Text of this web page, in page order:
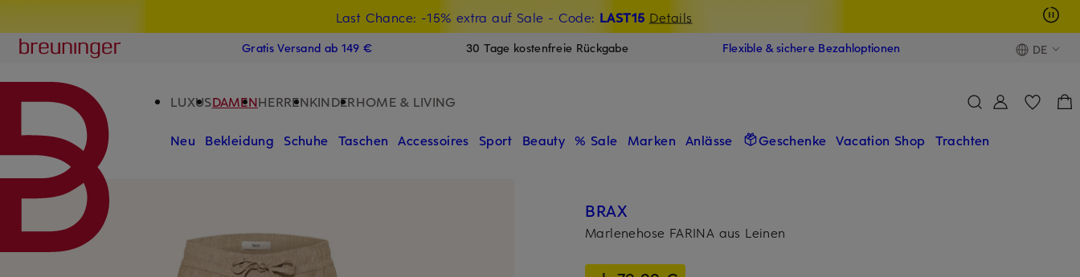
Last Chance: -15% extra auf Sale - Code: LAST15 Details
15€-Willkommensgutschein mit Beyond sichern
Breuninger
Gratis Versand ab 149 € 30 Tage kostenfreie Rückgabe Flexible & sichere Bezahloptionen DE
LUXUSDAMENHERRENKINDERHOME & LIVING
Neu Bekleidung Schuhe Taschen Accessoires Sport Beauty % Sale Marken Anlässe Geschenke Vacation Shop Trachten
BRAX
Marlenehose FARINA aus Leinen